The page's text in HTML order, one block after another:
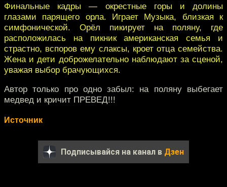
Финальные кадры — окрестные горы и долины
глазами парящего орла. Играет Музыка, близкая к
симфонической. Орёл пикирует на поляну, где
расположилась на пикник американская семья и
страстно, вспоров ему слаксы, кроет отца семейства.
Жена и дети доброжелательно наблюдают за сценой,
уважая выбор брачующихся.
Автор только про одно забыл: на поляну выбегает
медвед и кричит ПРЕВЕД!!!
Источник
Подписывайся на канал в Дзен